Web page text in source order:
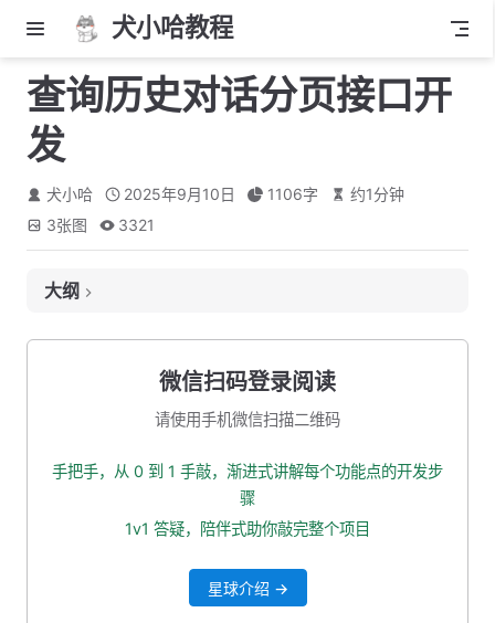
犬小哈教程
查询历史对话分页接口开
发
犬小哈 2025年9月10日 1106字 约1分钟
3张图 3321
大纲
出入参 VO
封装 mapper 分页查询方法
微信扫码登录阅读
请使用手机微信扫描二维码
手把手，从 0 到 1 手敲，渐进式讲解每个功能点的开发步
骤
1v1 答疑，陪伴式助你敲完整个项目
星球介绍 →